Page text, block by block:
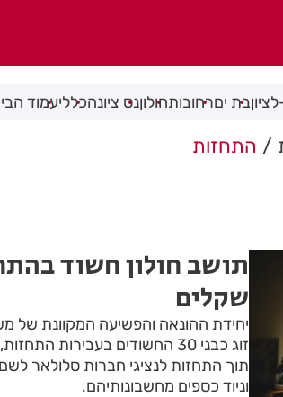
בת יםרחובותחולוןנס ציונהכלליעמוד
התחזות
תושב חולון חשוד
שקלים
יחידת ההונאה והפשיעה המקוונת של
זוג כבני 30 החשודים
תוך התחזות לנציגי חברות סלולאר
וניוד כספים מחשבונותיהם.